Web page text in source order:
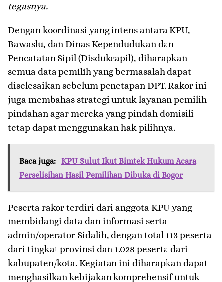
tegasnya.
Dengan koordinasi yang intens antara KPU,
Bawaslu, dan Dinas Kependudukan dan
Pencatatan Sipil (Disdukcapil), diharapkan
semua data pemilih yang bermasalah dapat
diselesaikan sebelum penetapan DPT. Rakor ini
juga membahas strategi untuk layanan pemilih
pindahan agar mereka yang pindah domisili
tetap dapat menggunakan hak pilihnya.
Baca juga:
KPU Sulut Ikut Bimtek Hukum Acara
Perselisihan Hasil Pemilihan Dibuka di Bogor
Peserta rakor terdiri dari anggota KPU yang
membidangi data dan informasi serta
admin/operator Sidalih, dengan total 113 peserta
dari tingkat provinsi dan 1.028 peserta dari
kabupaten/kota. Kegiatan ini diharapkan dapat
menghasilkan kebijakan komprehensif untuk